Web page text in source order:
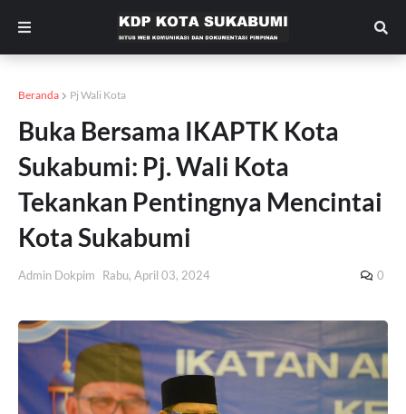
Beranda Pj Wali Kota
Buka Bersama IKAPTK Kota
Sukabumi: Pj. Wali Kota
Tekankan Pentingnya Mencintai
Kota Sukabumi
Admin Dokpim Rabu, April 03, 2024 0